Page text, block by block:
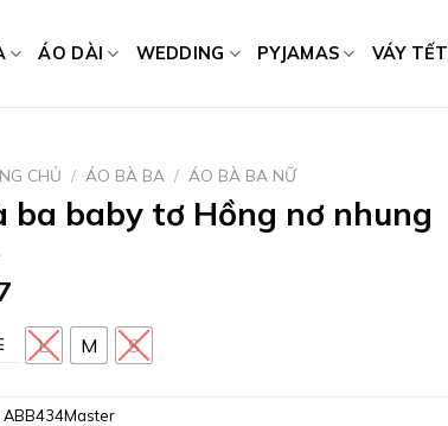
ÁO DÀI WEDDING PYJAMAS VÁY TẾT
CHỦ / ÁO BÀ BA / ÁO BÀ BA NỮ
ba baby tơ Hồng nơ nhung
L M S
ABB434Master